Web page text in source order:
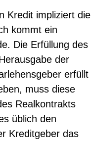
Kredit impliziert die
kommt ein
Die Erfüllung des
der
erfüllt
muss diese
Realkontrakts
üblich den
Kreditgeber das